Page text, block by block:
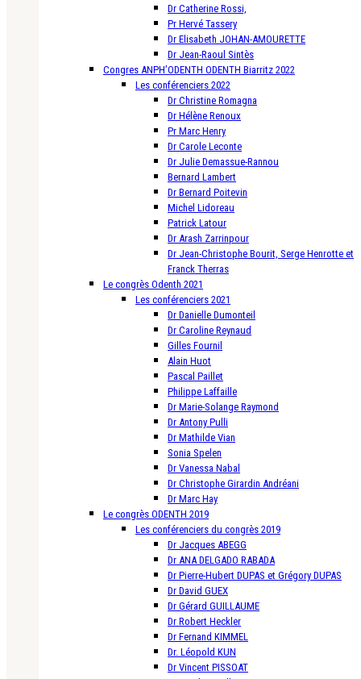
Dr Catherine Rossi,
Pr Hervé Tassery
Dr Elisabeth JOHAN-AMOURETTE
Dr Jean-Raoul Sintès
Congres ANPH’ODENTH ODENTH Biarritz 2022
Les conférenciers 2022
Dr Christine Romagna
Dr Hélène Renoux
Pr Marc Henry
Dr Carole Leconte
Dr Julie Demassue-Rannou
Bernard Lambert
Dr Bernard Poitevin
Michel Lidoreau
Patrick Latour
Dr Arash Zarrinpour
Dr Jean-Christophe Bourit, Serge Henrotte et
Franck Therras
Le congrès Odenth 2021
Les conférenciers 2021
Dr Danielle Dumonteil
Dr Caroline Reynaud
Gilles Fournil
Alain Huot
Pascal Paillet
Philippe Laffaille
Dr Marie-Solange Raymond
Dr Antony Pulli
Dr Mathilde Vian
Sonia Spelen
Dr Vanessa Nabal
Dr Christophe Girardin Andréani
Dr Marc Hay
Le congrès ODENTH 2019
Les conférenciers du congrès 2019
Dr Jacques ABEGG
Dr ANA DELGADO RABADA
Dr Pierre-Hubert DUPAS et Grégory DUPAS
Dr David GUEX
Dr Gérard GUILLAUME
Dr Robert Heckler
Dr Fernand KIMMEL
Dr. Léopold KUN
Dr Vincent PISSOAT